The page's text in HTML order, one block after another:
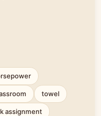
towel
assignment